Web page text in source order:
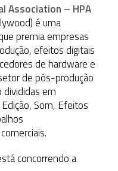
Association – HPA
é uma
premia empresas
efeitos digitais
de hardware e
de pós-produção
divididas em
Som, Efeitos
concorrendo a